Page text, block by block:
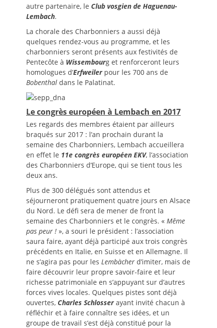
autre partenaire, le Club vosgien de Haguenau-
Lembach.
La chorale des Charbonniers a aussi déjà
quelques rendez-vous au programme, et les
charbonniers seront présents aux festivités de
Pentecôte à Wissembourg et renforceront leurs
homologues d’Erfweilerpour les 700 ans de
Bobenthal dans le Palatinat.
Le congrès européen à Lembach en 2017
Les regards des membres étaient par ailleurs
braqués sur 2017 : l’an prochain durant la
semaine des Charbonniers, Lembach accueillera
en effet le 11e congrès européen EKV, l’association
des Charbonniers d’Europe, qui se tient tous les
deux ans.
Plus de 300 délégués sont attendus et
séjourneront pratiquement quatre jours en Alsace
du Nord. Le défi sera de mener de front la
semaine des Charbonniers et le congrès. « Même
pas peur ! », a souri le président : l’association
saura faire, ayant déjà participé aux trois congrès
précédents en Italie, en Suisse et en Allemagne. Il
ne s’agira pas pour les Lembàcher d’imiter, mais de
faire découvrir leur propre savoir-faire et leur
richesse patrimoniale en s’appuyant sur d’autres
forces vives locales. Quelques pistes sont déjà
ouvertes, Charles Schlosserayant invité chacun à
réfléchir et à faire connaître ses idées, et un
groupe de travail s’est déjà constitué pour la